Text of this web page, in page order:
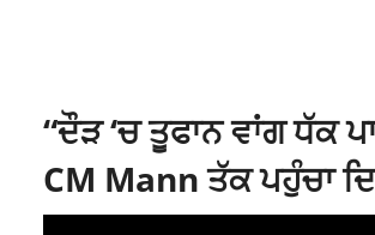
“ਦੌੜ ‘ਚ ਤੂਫਾਨ ਵਾਂਗ
CM Mann ਤੱਕ ਪਹੁੰਚਾ